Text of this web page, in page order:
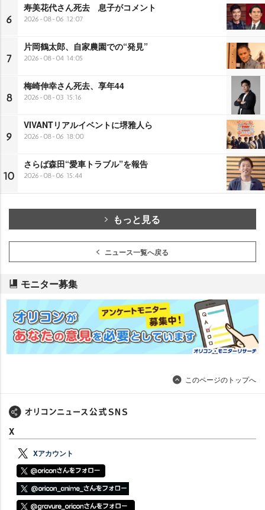
6
寿美花代さん死去 息子がコメント
2026-08-06 12:07
7
片岡鶴太郎、自家農園での“発見”
2026-08-04 14:05
8
梅崎伸幸さん死去、享年44
2026-08-03 15:16
9
VIVANTリアルイベントに堺雅人ら
2026-08-06 18:00
10
さらば森田“愛車トラブル”を報告
2026-08-06 15:44
もっと見る
ニュース一覧へ戻る
モニター募集
このページのトップへ
X
Xアカウント